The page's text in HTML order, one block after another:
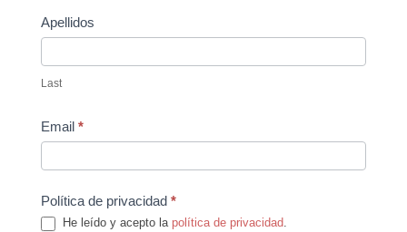
Apellidos
Last
Email *
Política de privacidad *
He leído y acepto la política de privacidad